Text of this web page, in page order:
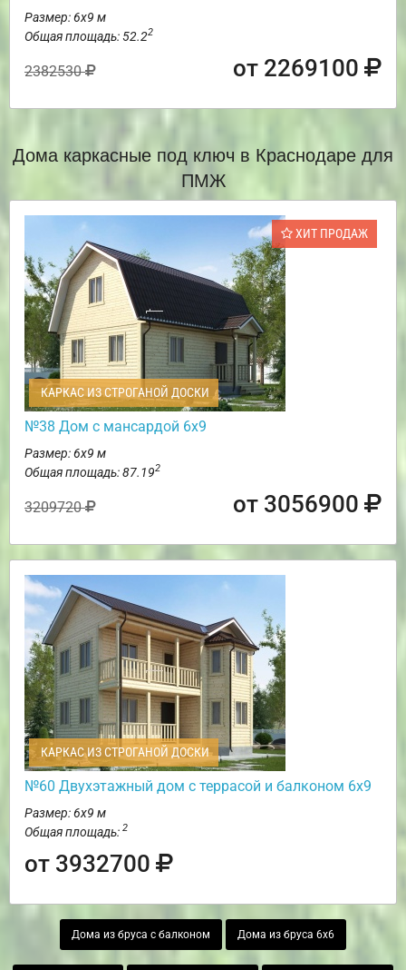
Размер: 6х9 м
Общая площадь: 52.22
2382530 от 2269100
Дома каркасные под ключ в Краснодаре для
ПМЖ
ХИТ ПРОДАЖ
КАРКАС ИЗ СТРОГАНОЙ ДОСКИ
№38 Дом с мансардой 6х9
Размер: 6х9 м
Общая площадь: 87.192
3209720 от 3056900
КАРКАС ИЗ СТРОГАНОЙ ДОСКИ
№60 Двухэтажный дом с террасой и балконом 6х9
Размер: 6х9 м
Общая площадь: 2
от 3932700
Дома из бруса с балконом Дома из бруса 6х6